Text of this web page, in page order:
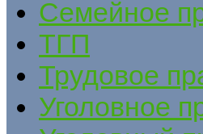
Семейное
ТГП
Трудовое
Уголовное